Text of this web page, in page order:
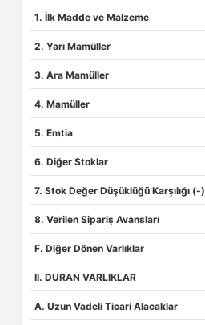
1. İlk Madde ve Malzeme
2. Yarı Mamüller
3. Ara Mamüller
4. Mamüller
5. Emtia
6. Diğer Stoklar
7. Stok Değer Düşüklüğü Karşılığı (-)
8. Verilen Sipariş Avansları
F. Diğer Dönen Varlıklar
II. DURAN VARLIKLAR
A. Uzun Vadeli Ticari Alacaklar